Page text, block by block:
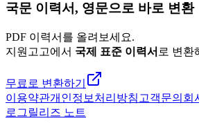
국문 이력서, 영문으로 바로 변환
PDF 이력서를 올려보세요.
지원고고에서 국제 표준 이력서 로 변환
무료로 변환하기
이용약관개인정보처리방침 고객문의 회
로그 릴리즈 노트